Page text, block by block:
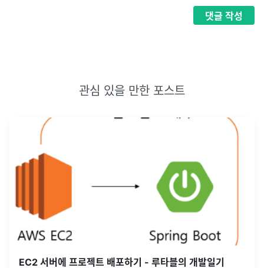
댓글 작성
관심 있을 만한 포스트
EC2 서버에 프로젝트 배포하기 - 루타블의 개발일기